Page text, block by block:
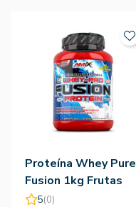
Proteína Whey Pure
Fusion 1kg Frutas
Del Bosque - Amix
5(0)